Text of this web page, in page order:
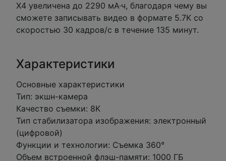
X4 увеличена до 2290 мА·ч, благодаря чему вы
сможете записывать видео в формате 5.7K со
скоростью 30 кадров/с в течение 135 минут.
Характеристики
Основные характеристики
Тип: экшн-камера
Качество съемки: 8K
Тип стабилизатора изображения: электронный
(цифровой)
Функции и технологии: Съемка 360°
Объем встроенной флэш-памяти: 1000 ГБ